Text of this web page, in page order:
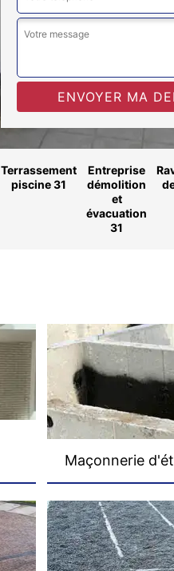
Terrassement
piscine 31
Entreprise
démolition
et
évacuation
31
Maçonnerie